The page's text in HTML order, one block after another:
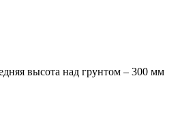
высота над грунтом – 300 мм